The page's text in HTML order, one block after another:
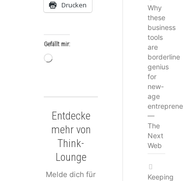
Drucken
Gefällt mir:
Wird
Entdecke
mehr von
Think-
Lounge
Melde dich für
Why
these
business
tools
are
borderline
genius
for
new-
age
—
The
Next
Web
Keeping